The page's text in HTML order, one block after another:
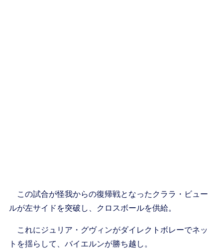
この試合が怪我からの復帰戦となったクララ・ビュー
ルが左サイドを突破し、クロスボールを供給。
これにジュリア・グヴィンがダイレクトボレーでネッ
トを揺らして、バイエルンが勝ち越し。